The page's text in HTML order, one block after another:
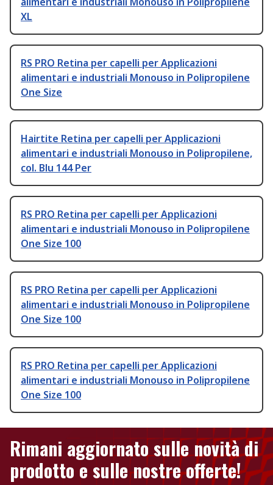
XL
RS PRO Retina per capelli per Applicazioni
alimentari e industriali Monouso in Polipropilene
One Size
Hairtite Retina per capelli per Applicazioni
alimentari e industriali Monouso in Polipropilene,
col. Blu 144 Per
RS PRO Retina per capelli per Applicazioni
alimentari e industriali Monouso in Polipropilene
One Size 100
RS PRO Retina per capelli per Applicazioni
alimentari e industriali Monouso in Polipropilene
One Size 100
RS PRO Retina per capelli per Applicazioni
alimentari e industriali Monouso in Polipropilene
One Size 100
Rimani aggiornato sulle novità di
prodotto e sulle nostre offerte!